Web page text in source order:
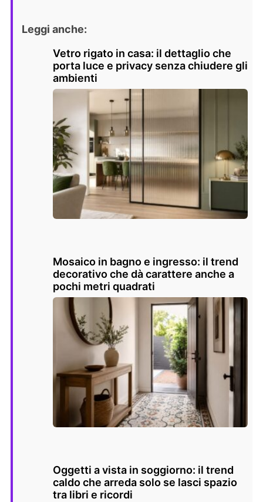
Leggi anche:
Vetro rigato in casa: il dettaglio che
porta luce e privacy senza chiudere gli
ambienti
Mosaico in bagno e ingresso: il trend
decorativo che dà carattere anche a
pochi metri quadrati
Oggetti a vista in soggiorno: il trend
caldo che arreda solo se lasci spazio
tra libri e ricordi